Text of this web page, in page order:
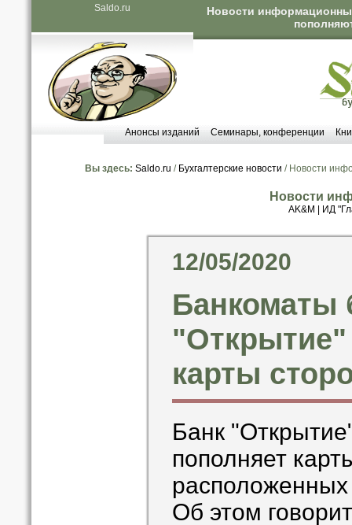
Saldo.ru
Новости
Анонсы изданий Семинары, конференции
Вы здесь: Saldo.ru / Бухгалтерские новости / Новости
Новости
AK&M ИД
12/05/2020
Банкоматы
карты
Банк
пополняет
Об этом